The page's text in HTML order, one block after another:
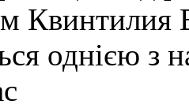
Квинтилия
однією з